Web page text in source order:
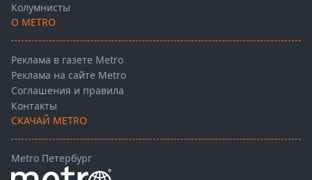
Колумнисты
О METRO
Реклама в газете Metro
Реклама на сайте Metro
Соглашения и правила
Контакты
СКАЧАЙ METRO
Metro Петербург